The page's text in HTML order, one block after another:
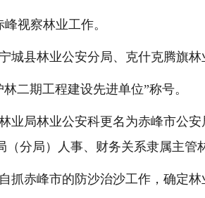
视察林业工作。
城县林业公安分局、克什克腾旗
二期工程建设先进单位”称号。
业局林业公安科更名为赤峰市公
分局）人事、财务关系隶属主管
抓赤峰市的防沙治沙工作，确定